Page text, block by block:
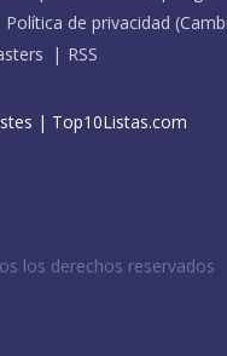
Política de privacidad (
RSS
| Top10Listas.com
los derechos reservados